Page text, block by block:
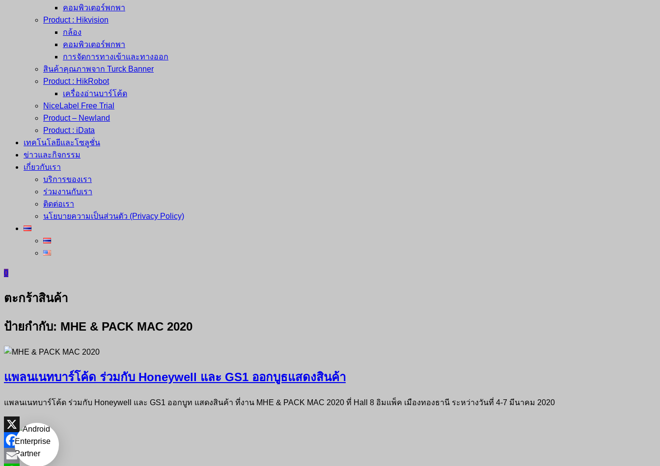
คอมพิวเตอร์พกพา
Product : Hikvision
กล้อง
คอมพิวเตอร์พกพา
การจัดการทางเข้าและทางออก
สินค้าคุณภาพจาก Turck Banner
Product : HikRobot
เครื่องอ่านบาร์โค้ด
NiceLabel Free Trial
Product – Newland
Product : iData
เทคโนโลยีและโซลูชั่น
ข่าวและกิจกรรม
เกี่ยวกับเรา
บริการของเรา
ร่วมงานกับเรา
ติดต่อเรา
นโยบายความเป็นส่วนตัว (Privacy Policy)
0
ตะกร้าสินค้า
ป้ายกำกับ: MHE & PACK MAC 2020
แพลนเนทบาร์โค้ด ร่วมกับ Honeywell และ GS1 ออกบูธแสดงสินค้า
แพลนเนทบาร์โค้ด ร่วมกับ Honeywell และ GS1 ออกบูท แสดงสินค้า ที่งาน MHE & PACK MAC 2020 ที่ Hall 8 อิมแพ็ค เมืองทองธานี ระหว่างวันที่ 4-7 มีนาคม 2020
X
Facebook